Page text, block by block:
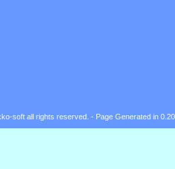
soft all rights reserved. - Page Generated in